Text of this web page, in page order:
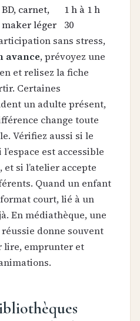
carnet,
léger
1 h à 1 h
30
sans stress,
avance, prévoyez une
et relisez la fiche
Certaines
un adulte présent,
change toute
Vérifiez aussi si le
est accessible
et si l’atelier accepte
Quand un enfant
court, lié à un
En médiathèque, une
donne souvent
lire, emprunter et